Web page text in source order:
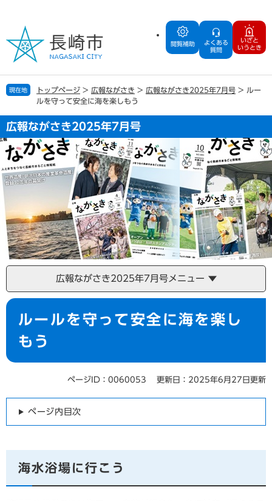
の
で
す
ー
ば
し
本
文
閲覧補助
よくある
質問
いざと
いうとき
現在地 トップページ > 広報ながさき > 広報ながさき2025年7月号 > ルー
ルを守って安全に海を楽しもう
広報ながさき2025年7月号
広報ながさき2025年7月号メニュー
本
ルールを守って安全に海を楽し
もう
ページID：0060053 更新日：2025年6月27日更新
ページ内目次
海水浴場に行こう